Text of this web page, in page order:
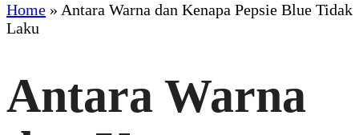
Home » Antara Warna dan Kenapa Pepsie Blue Tidak
Laku
Antara Warna